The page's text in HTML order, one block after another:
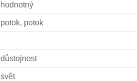
hodnotný
potok, potok
důstojnost
svět